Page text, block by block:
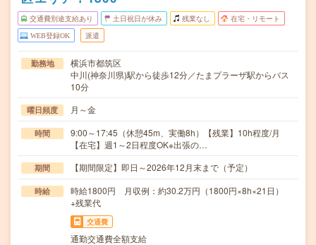
交通費別途支給あり 土日祝日が休み 残業なし 在宅・リモート
WEB登録OK 派遣
勤務地
横浜市都筑区
中川(神奈川県)駅から徒歩12分／たまプラーザ駅からバス
10分
曜日頻度 月～金
時間
9:00～17:45（休憩45m、実働8h）【残業】10h程度/月
【在宅】週1～2日程度OK※出張の…
期間 【期間限定】即日～2026年12月末まで（予定）
時給
時給1800円 月収例：約30.2万円（1800円×8h×21日）
+残業代
交通費
通勤交通費全額支給